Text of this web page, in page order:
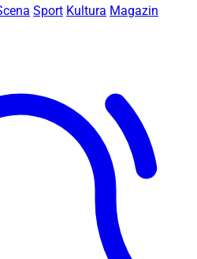
Sport Kultura Magazin